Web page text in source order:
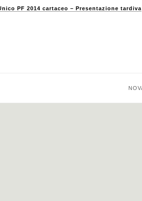
PF 2014 cartaceo – Presentazione tardiva